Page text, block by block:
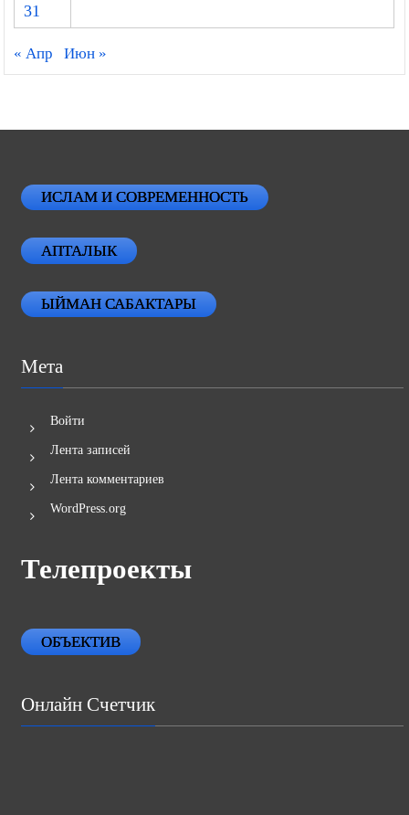
31
« Апр Июн »
ИСЛАМ И СОВРЕМЕННОСТЬ
АПТАЛЫК
ЫЙМАН САБАКТАРЫ
Мета
Войти
Лента записей
Лента комментариев
WordPress.org
Телепроекты
ОБЪЕКТИВ
Онлайн Счетчик